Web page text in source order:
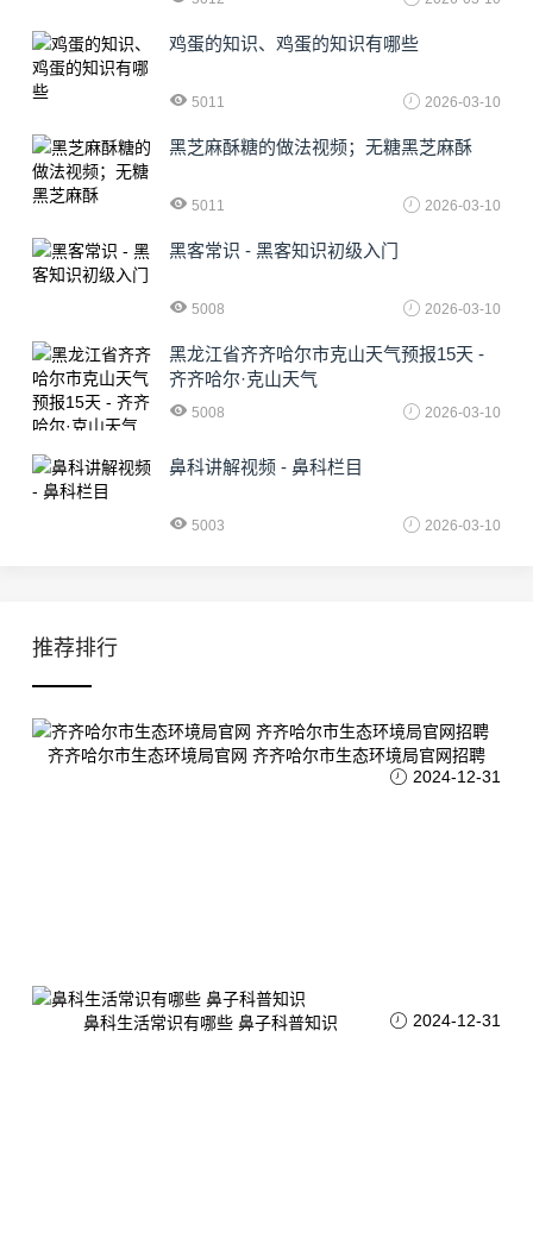
鸡蛋的知识、鸡蛋的知识有哪些
5011 2026-03-10
黑芝麻酥糖的做法视频；无糖黑芝麻酥
5011 2026-03-10
黑客常识 - 黑客知识初级入门
5008 2026-03-10
黑龙江省齐齐哈尔市克山天气预报15天 -
齐齐哈尔·克山天气
5008 2026-03-10
鼻科讲解视频 - 鼻科栏目
5003 2026-03-10
推荐排行
齐齐哈尔市生态环境局官网 齐齐哈尔市生态环境局官网招聘
2024-12-31
鼻科生活常识有哪些 鼻子科普知识 2024-12-31